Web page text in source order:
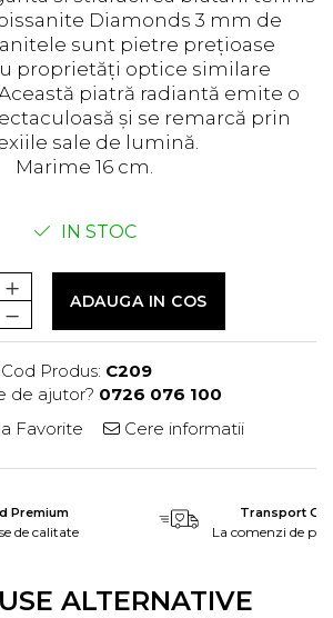
Diamonds 3 mm de
sunt pietre prețioase
proprietăți optice similare
piatră radiantă emite o
și se remarcă prin
sale de lumină.
Marime 16 cm.
IN STOC
ADAUGA IN COS
Cod Produs: C209
de ajutor? 0726 076 100
Favorite
Cere informatii
Premium
de calitate
Transport
La comenzi de
ALTERNATIVE